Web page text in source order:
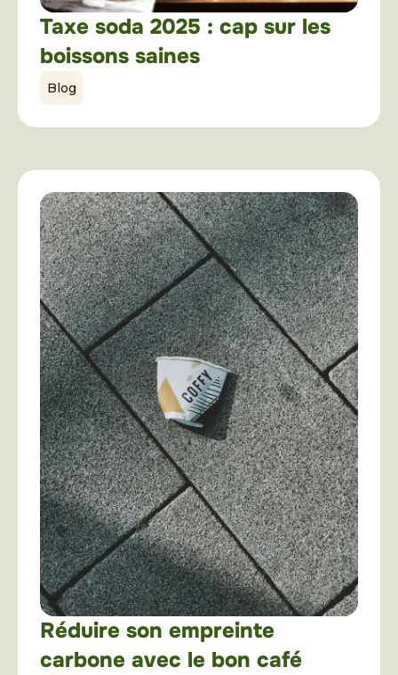
Taxe soda 2025 : cap sur les
boissons saines
Blog
Réduire son empreinte
carbone avec le bon café